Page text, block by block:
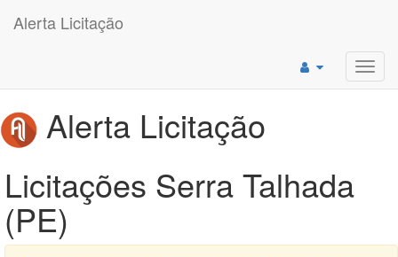
Alerta Licitação
Alerta Licitação
Licitações Serra Talhada
(PE)